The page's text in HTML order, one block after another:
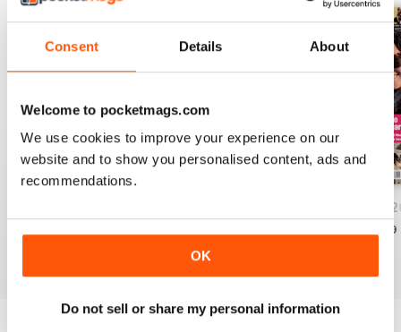
Consent Details About
Welcome to pocketmags.com
We use cookies to improve your experience on our
website and to show you personalised content, ads and
recommendations.
OK
Do not sell or share my personal information
|Al carrello
Your Dog - June
€6,99